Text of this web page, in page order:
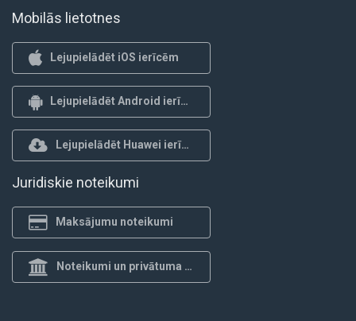
Mobilās lietotnes
Lejupielādēt iOS ierīcēm
Lejupielādēt Android ierīcēm
Lejupielādēt Huawei ierīcēm
Juridiskie noteikumi
Maksājumu noteikumi
Noteikumi un privātuma politika